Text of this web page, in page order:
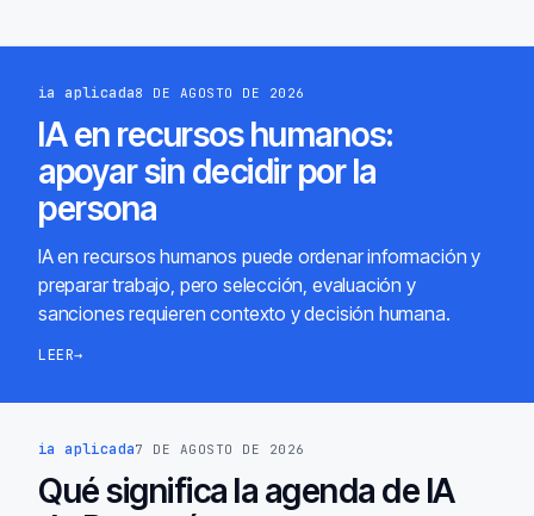
ia aplicada8 DE AGOSTO DE 2026
IA en recursos humanos:
apoyar sin decidir por la
persona
IA en recursos humanos puede ordenar información y
preparar trabajo, pero selección, evaluación y
sanciones requieren contexto y decisión humana.
LEER→
ia aplicada7 DE AGOSTO DE 2026
Qué significa la agenda de IA